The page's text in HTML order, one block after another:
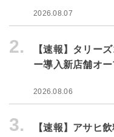
2026.08.07
2.
【速報】タリー
ー導入新店舗オ
2026.08.06
3.
【速報】アサヒ